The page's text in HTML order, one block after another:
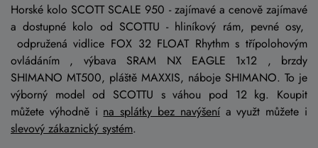
Horské kolo SCOTT SCALE 950 - zajímavé a cenově zajímavé
a dostupné kolo od SCOTTU - hliníkový rám, pevné osy,
odpružená vidlice FOX 32 FLOAT Rhythm s třípolohovým
ovládáním , výbava SRAM NX EAGLE 1x12 , brzdy
SHIMANO MT500, pláště MAXXIS, náboje SHIMANO. To je
výborný model od SCOTTU s váhou pod 12 kg. Koupit
můžete výhodně i na splátky bez navýšenía využt můžete i
slevový zákaznický systém.